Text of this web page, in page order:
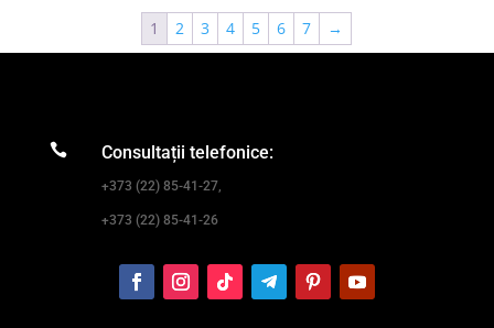
920,00 MDL
până
1 2 3 4 5 6 7 →
 Consultații telefonice:
+373 (22) 85-41-27,
+373 (22) 85-41-26